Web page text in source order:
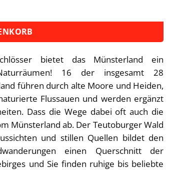
- 28 Tagestouren Menge
bietet das Münsterland ein
16 der insgesamt 28
führen durch alte Moore und Heiden,
Flussauen und werden ergänzt
Dass die Wege dabei oft auch die
Münsterland ab. Der Teutoburger Wald
und stillen Quellen bildet den
einen Querschnitt der
und Sie finden ruhige bis beliebte